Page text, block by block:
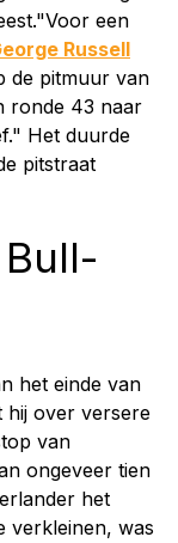
een
Russell
de pitmuur van
ronde 43 naar
Het duurde
pitstraat
het einde van
hij over versere
van
ongeveer tien
het
verkleinen, was